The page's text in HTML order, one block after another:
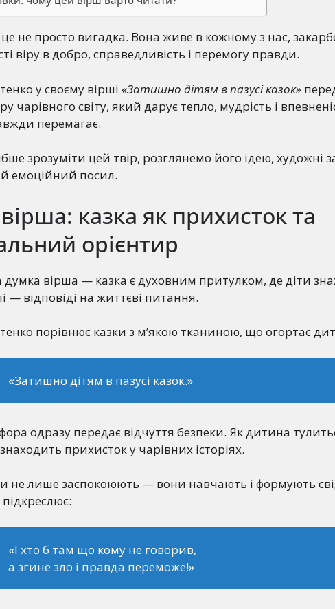
не просто вигадка. Вона живе в кожному з нас,
віру в добро, справедливість і перемогу правди.
у своєму вірші «Затишно дітям в пазусі казок»
чарівного світу, який дарує тепло, мудрість і
перемагає.
зрозуміти цей твір, розглянемо його ідею, художні
емоційний посил.
вірша: казка як прихисток та
орієнтир
вірша — казка є духовним притулком, де діти
— відповіді на життєві питання.
порівнює казки з м’якою тканиною, що огортає
«Затишно дітям в пазусі казок.»
одразу передає відчуття безпеки. Як дитина
знаходить прихисток у чарівних історіях.
не лише заспокоюють — вони навчають і формують
«І хто б там що кому не говорив,
а згине зло і правда переможе!»